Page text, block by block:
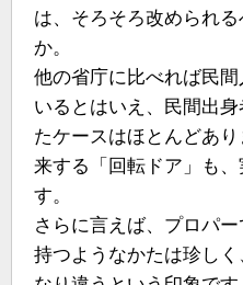
は、そろそろ改められ
か。
他の省庁に比べれば民
いるとはいえ、民間出
たケースはほとんどあ
来する「回転ドア」も
す。
さらに言えば、プロパ
持つようなかたは珍し